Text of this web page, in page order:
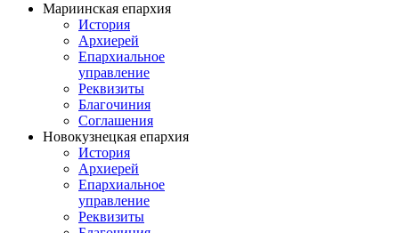
Мариинская епархия
История
Архиерей
Епархиальное
управление
Реквизиты
Благочиния
Соглашения
Новокузнецкая епархия
История
Архиерей
Епархиальное
управление
Реквизиты